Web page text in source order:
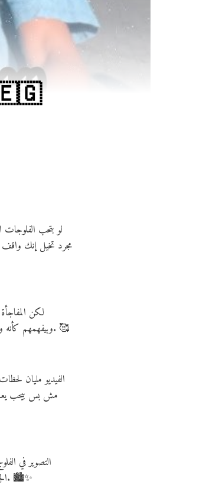
لو بتحب الفلوجات
لكن
وبيفهمهم كأنه واحد منهم. التجربة كانت مش بس مضحكة، لكنها كمان مليانة تفاعل حقيقي بين الثقافات وخليت كل الناس تضحك وتستمتع بالموقف. 🥰
الفيديو مليان
مش بس بيحب
التصوير في
الجنبين، والجو الجميل اللي زوّد المشهد سحر . حتى لو عمرك ما زرت أمستردام قبل كده، الفيديو هيخليك تحس إنك عارف كل ركن فيها. 🏙️✨